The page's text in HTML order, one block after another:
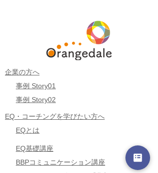
企業の方へ
事例 Story01
事例 Story02
EQ・コーチングを学びたい方へ
EQとは
EQ基礎講座
BBPコミュニケーション講座